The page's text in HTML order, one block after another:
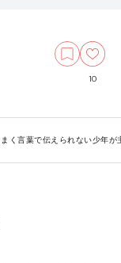
10
く言葉で伝えられない少年